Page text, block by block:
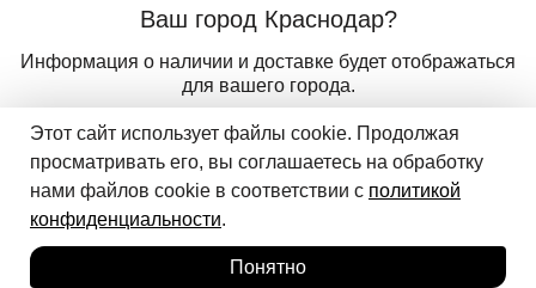
Ваш город Краснодар?
Информация о наличии и доставке будет отображаться
для вашего города.
Корзина
Добавить в корзину
Положение о программе лояльности
© 2024 ООО «АДМИКС СПОРТ», официальный дистрибьютор
Li-Ning в России
Этот сайт использует файлы cookie. Продолжая
просматривать его, вы соглашаетесь на обработку
нами файлов cookie в соответствии с политикой
конфиденциальности.
Понятно